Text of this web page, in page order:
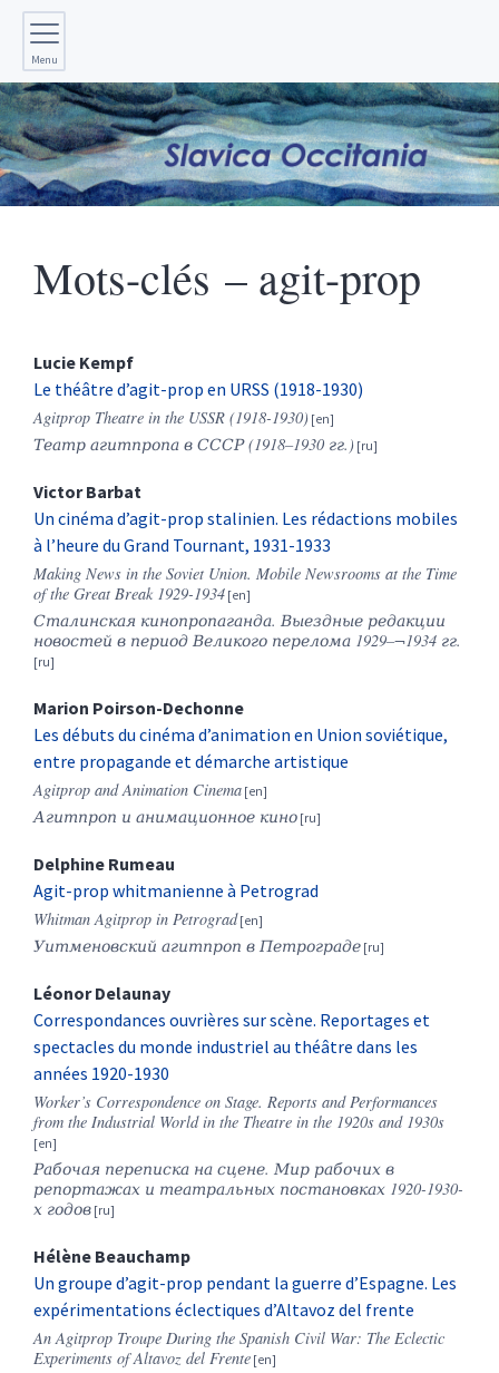
Menu
Mots-clés – agit-prop
Lucie Kempf
Le théâtre d’agit-prop en URSS (1918-1930)
Agitprop Theatre in the USSR (1918-1930)
Театр агитпропа в СССР(1918–1930 гг.)
VictorBarbat
Un cinéma d’agit-prop stalinien. Les rédactions mobiles
à l’heure du Grand Tournant, 1931-1933
Making News in the Soviet Union. Mobile Newsrooms at the Time
of the Great Break 1929-1934
Сталинская кинопропаганда. Выездные редакции
новостей в период Великого перелома 1929–¬1934 гг.
Marion Poirson-Dechonne
Les débuts du cinéma d’animation en Union soviétique,
entre propagande et démarche artistique
Agitprop and Animation Cinema
Агитпроп и анимационное кино
Delphine Rumeau
Agit-prop whitmanienne à Petrograd
Whitman Agitprop in Petrograd
Уитменовский агитпроп в Петрограде
LéonorDelaunay
Correspondances ouvrières sur scène. Reportages et
spectacles du monde industriel au théâtre dans les
années 1920-1930
Worker’s Correspondence on Stage. Reports and Performances
from the Industrial World in the Theatre in the 1920s and 1930s
Рабочая переписка на сцене. Мир рабочих в
репортажах и театральных постановках 1920-1930-
х годов
Hélène Beauchamp
Un groupe d’agit-prop pendant la guerre d’Espagne. Les
expérimentations éclectiques d’Altavoz del frente
An Agitprop Troupe During the Spanish Civil War: The Eclectic
Experiments of Altavoz del Frente